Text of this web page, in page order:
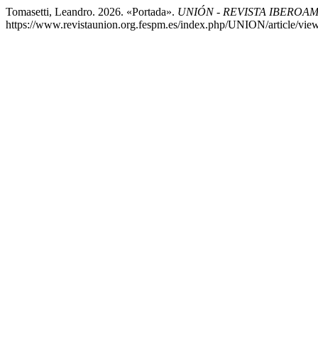
Tomasetti, Leandro. 2026. «Portada». UNIÓN - REVISTA
https://www.revistaunion.org.fespm.es/index.php/UNION/article/